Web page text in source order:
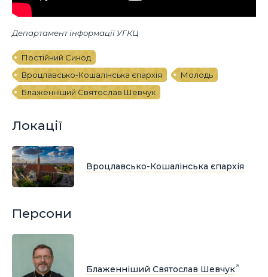
Департамент інформації УГКЦ
Постійний Синод
Вроцлавсько-Кошалінська єпархія
Молодь
Блаженніший Святослав Шевчук
Локації
Вроцлавсько-Кошалінська єпархія
Персони
Блаженніший Святослав Шевчук